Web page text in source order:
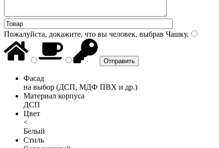
Пожалуйста, докажите, что вы человек, выбрав Чашку.
Фасад
на выбор (ДСП, МДФ ПВХ и др.)
Материал корпуса
ДСП
Цвет
<
Белый
Стиль